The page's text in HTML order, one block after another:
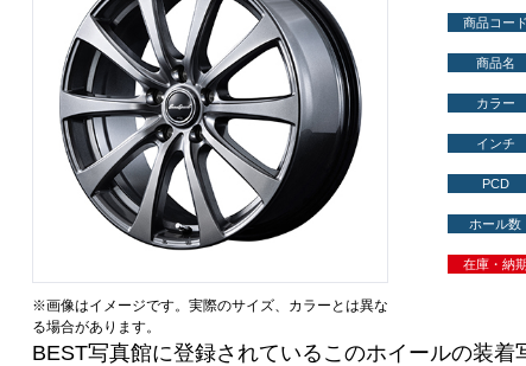
※画像はイメージです。実際のサイズ、カラーとは異な
る場合があります。
商品コード
商品名
カラー
インチ
PCD
ホール数
在庫・納
BEST写真館に登録されているこのホイールの装着